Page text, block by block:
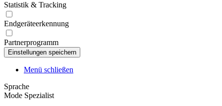
Statistik & Tracking
Endgeräteerkennung
Partnerprogramm
Menü schließen
Sprache
Mode Spezialist